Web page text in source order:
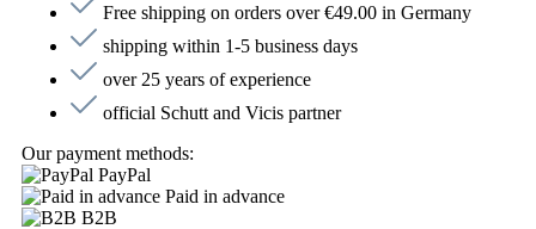
Free shipping on orders over €49.00 in Germany
shipping within 1-5 business days
over 25 years of experience
official Schutt and Vicis partner
Our payment methods:
PayPal
Paid in advance
B2B